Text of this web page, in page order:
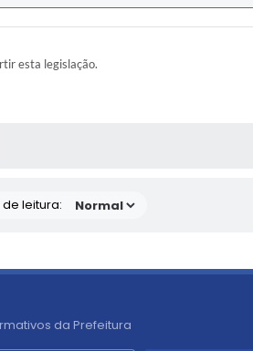
esta legislação.
leitura:
da Prefeitura